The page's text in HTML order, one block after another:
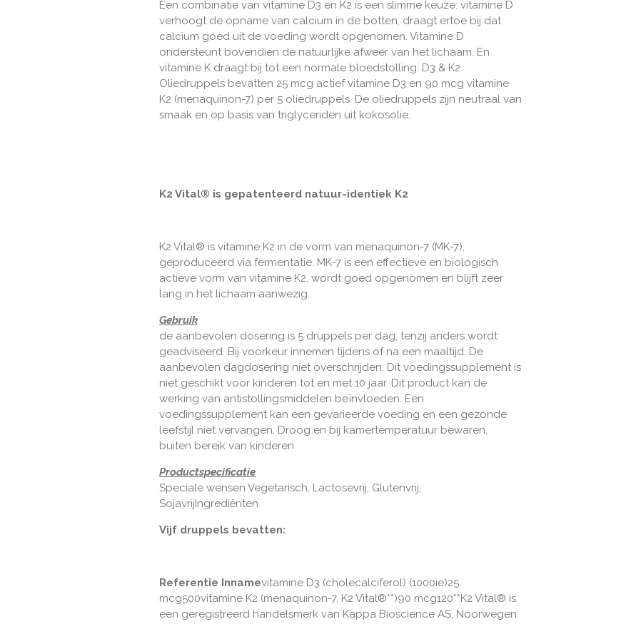
Een combinatie van vitamine D3 en K2 is een slimme keuze: vitamine D
verhoogt de opname van calcium in de botten, draagt ertoe bij dat
calcium goed uit de voeding wordt opgenomen. Vitamine D
ondersteunt bovendien de natuurlijke afweer van het lichaam. En
vitamine K draagt bij tot een normale bloedstolling. D3 & K2
Oliedruppels bevatten 25 mcg actief vitamine D3 en 90 mcg vitamine
K2 (menaquinon-7) per 5 oliedruppels. De oliedruppels zijn neutraal van
smaak en op basis van triglyceriden uit kokosolie.
K2 Vital® is gepatenteerd natuur-identiek K2
K2 Vital® is vitamine K2 in de vorm van menaquinon-7 (MK-7),
geproduceerd via fermentatie. MK-7 is een effectieve en biologisch
actieve vorm van vitamine K2, wordt goed opgenomen en blijft zeer
lang in het lichaam aanwezig.
Gebruik
de aanbevolen dosering is 5 druppels per dag, tenzij anders wordt
geadviseerd. Bij voorkeur innemen tijdens of na een maaltijd. De
aanbevolen dagdosering niet overschrijden. Dit voedingssupplement is
niet geschikt voor kinderen tot en met 10 jaar. Dit product kan de
werking van antistollingsmiddelen beïnvloeden. Een
voedingssupplement kan een gevarieerde voeding en een gezonde
leefstijl niet vervangen. Droog en bij kamertemperatuur bewaren,
buiten bereik van kinderen
Productspecificatie
Speciale wensen Vegetarisch, Lactosevrij, Glutenvrij,
SojavrijIngrediënten
Vijf druppels bevatten:
Referentie Innamevitamine D3 (cholecalciferol) (1000ie)25
mcg500vitamine K2 (menaquinon-7, K2 Vital®**)90 mcg120**K2 Vital® is
een geregistreerd handelsmerk van Kappa Bioscience AS, Noorwegen